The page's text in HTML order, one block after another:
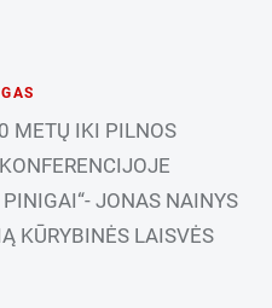
METŲ IKI PILNOS
PINIGAI“- JONAS NAINYS
KŪRYBINĖS LAISVĖS